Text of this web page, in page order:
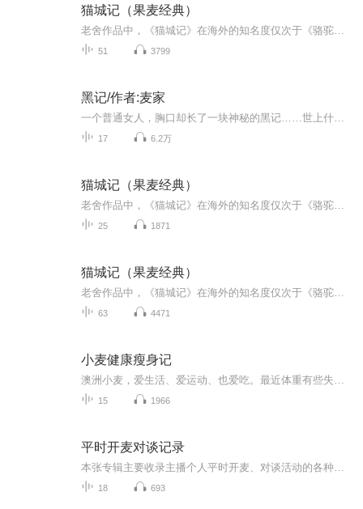
猫城记（果麦经典）
51 3799
黑记/作者:麦家
17 6.2万
猫城记（果麦经典）
25 1871
猫城记（果麦经典）
63 4471
小麦健康瘦身记
15 1966
平时开麦对谈记录
18 693